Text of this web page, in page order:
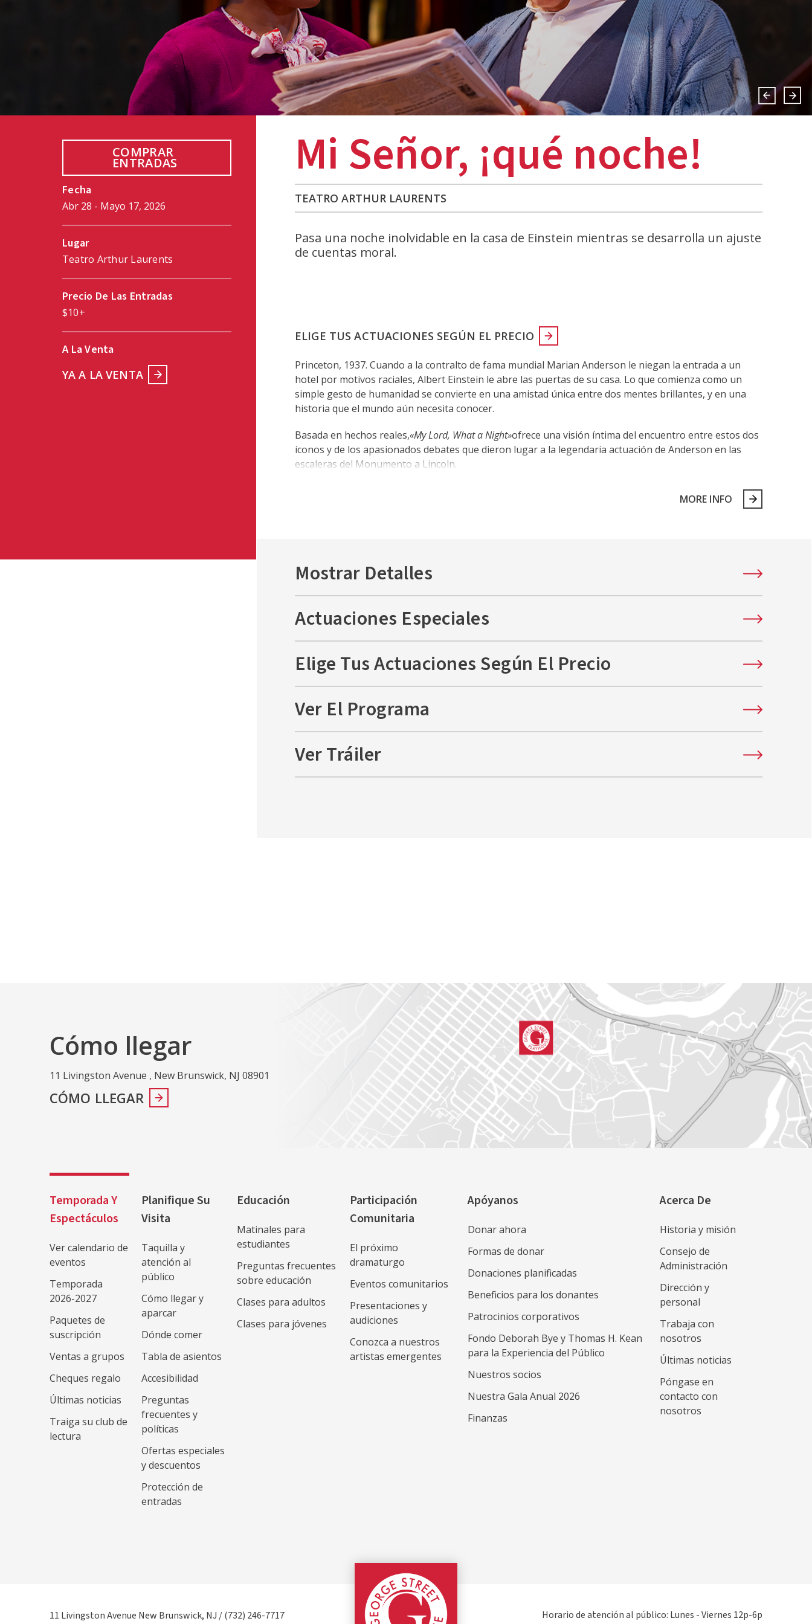
Mi Señor, ¡qué noche!
TEATRO ARTHUR LAURENTS
Pasa una noche inolvidable en la casa de Einstein mientras se desarrolla un ajuste
de cuentas moral.
COMPRAR
ENTRADAS
Fecha
Abr 28 - Mayo 17, 2026
Lugar
Teatro Arthur Laurents
Precio De Las Entradas
$10+
A La Venta
YA A LA VENTA
ELIGE TUS ACTUACIONES SEGÚN EL PRECIO
Princeton, 1937. Cuando a la contralto de fama mundial Marian Anderson le niegan la entrada a un
hotel por motivos raciales, Albert Einstein le abre las puertas de su casa. Lo que comienza como un
simple gesto de humanidad se convierte en una amistad única entre dos mentes brillantes, y en una
historia que el mundo aún necesita conocer.
Basada en hechos reales,«My Lord, What a Night»ofrece una visión íntima del encuentro entre estos dos
iconos y de los apasionados debates que dieron lugar a la legendaria actuación de Anderson en las
escaleras del Monumento a Lincoln.
¡Llenamos 245 estanterías en el estudio de Einstein!
MORE INFO
Mostrar Detalles
Actuaciones Especiales
Elige Tus Actuaciones Según El Precio
Ver El Programa
Ver Tráiler
Cómo llegar
11 Livingston Avenue , New Brunswick, NJ 08901
CÓMO LLEGAR
Temporada Y
Espectáculos
Ver calendario de
eventos
Temporada
2026-2027
Paquetes de
suscripción
Ventas a grupos
Cheques regalo
Últimas noticias
Traiga su club de
lectura
Planifique Su
Visita
Taquilla y
atención al
público
Cómo llegar y
aparcar
Dónde comer
Tabla de asientos
Accesibilidad
Preguntas
frecuentes y
políticas
Ofertas especiales
y descuentos
Protección de
entradas
Educación
Matinales para
estudiantes
Preguntas frecuentes
sobre educación
Clases para adultos
Clases para jóvenes
Participación
Comunitaria
El próximo
dramaturgo
Eventos comunitarios
Presentaciones y
audiciones
Conozca a nuestros
artistas emergentes
Apóyanos
Donar ahora
Formas de donar
Donaciones planificadas
Beneficios para los donantes
Patrocinios corporativos
Fondo Deborah Bye y Thomas H. Kean
para la Experiencia del Público
Nuestros socios
Nuestra Gala Anual 2026
Finanzas
Acerca De
Historia y misión
Consejo de
Administración
Dirección y
personal
Trabaja con
nosotros
Últimas noticias
Póngase en
contacto con
nosotros
11 Livingston Avenue New Brunswick, NJ / (732) 246-7717 Horario de atención al público: Lunes - Viernes 12p-6p